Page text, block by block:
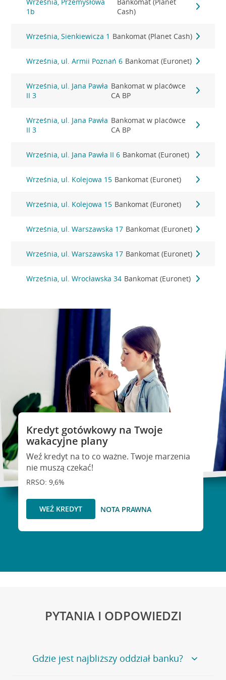
1b
Cash)
Września, Sienkiewicza 1 Bankomat (Planet Cash)
Września, ul. Armii Poznań 6 Bankomat (Euronet)
Września, ul. Jana Pawła
II 3
Bankomat w placówce
CA BP
Września, ul. Jana Pawła
II 3
Bankomat w placówce
CA BP
Września, ul. Jana Pawła II 6 Bankomat (Euronet)
Września, ul. Kolejowa 15 Bankomat (Euronet)
Września, ul. Kolejowa 15 Bankomat (Euronet)
Września, ul. Warszawska 17 Bankomat (Euronet)
Września, ul. Warszawska 17 Bankomat (Euronet)
Września, ul. Wrocławska 34 Bankomat (Euronet)
Kredyt gotówkowy na Twoje
wakacyjne plany
Weź kredyt na to co ważne. Twoje marzenia
nie muszą czekać!
RRSO: 9,6%
WEŹ KREDYT NOTA PRAWNA
PYTANIA I ODPOWIEDZI
Gdzie jest najbliższy oddział banku?